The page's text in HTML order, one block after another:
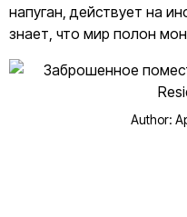
напуган, действует на
знает, что мир полон
Author: